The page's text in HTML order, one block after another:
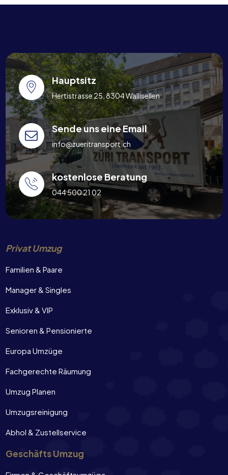
Hauptsitz
Hertistrasse 25, 8304 Wallisellen
Sende uns eine Email
info@zueritransport.ch
kostenlose Beratung
044 500 21 02
Privat Umzug
Familien & Paare
Manager & Singles
Exklusiv & VIP
Senioren & Pensionierte
Europa Umzüge
Fachgerechte Räumung
Umzug Planen
Umzugsreinigung
Abhol & Zustellservice
Geschäfts Umzug